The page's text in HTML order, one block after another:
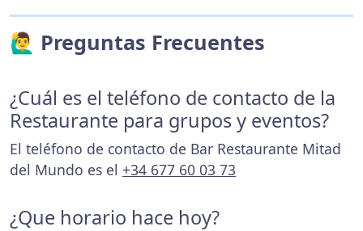
🙋‍♂️ Preguntas Frecuentes
¿Cuál es el teléfono de contacto de la
Restaurante para grupos y eventos?
El teléfono de contacto de Bar Restaurante Mitad
del Mundo es el +34 677 60 03 73
¿Que horario hace hoy?